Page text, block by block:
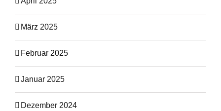
März 2025
Februar 2025
Januar 2025
Dezember 2024